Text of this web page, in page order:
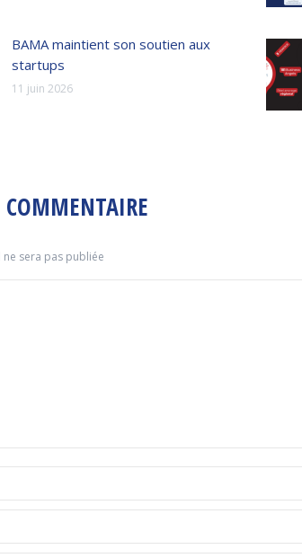
BAMA maintient son soutien aux
startups
11 juin 2026
COMMENTAIRE
sera pas publiée